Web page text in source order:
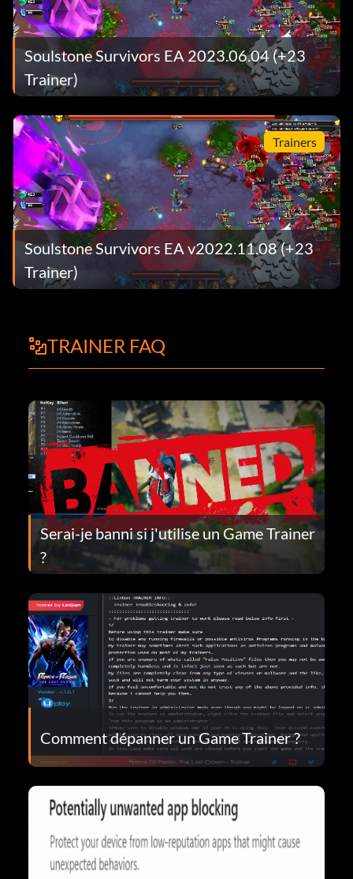
Soulstone Survivors EA 2023.06.04 (+23
Trainer)
Trainers
Soulstone Survivors EA v2022.11.08 (+23
Trainer)
TRAINER FAQ
Serai-je banni si j'utilise un Game Trainer
?
Comment dépanner un Game Trainer ?